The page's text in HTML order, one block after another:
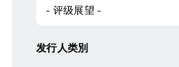
- 评级展望 -
发行人类別